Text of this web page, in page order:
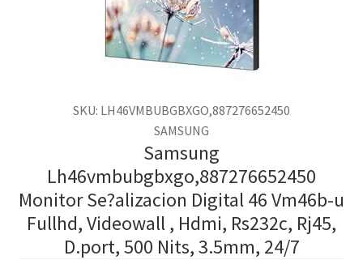
SKU: LH46VMBUBGBXGO,887276652450
SAMSUNG
Samsung
Lh46vmbubgbxgo,887276652450
Monitor Se?alizacion Digital 46 Vm46b-u
Fullhd, Videowall , Hdmi, Rs232c, Rj45,
D.port, 500 Nits, 3.5mm, 24/7